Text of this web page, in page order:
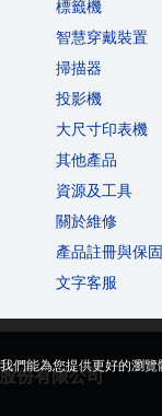
標籤機
智慧穿戴裝置
掃描器
投影機
大尺寸印表機
其他產品
資源及工具
關於維修
產品註冊與保固
文字客服
份有限公司
們能為您提供更好的瀏